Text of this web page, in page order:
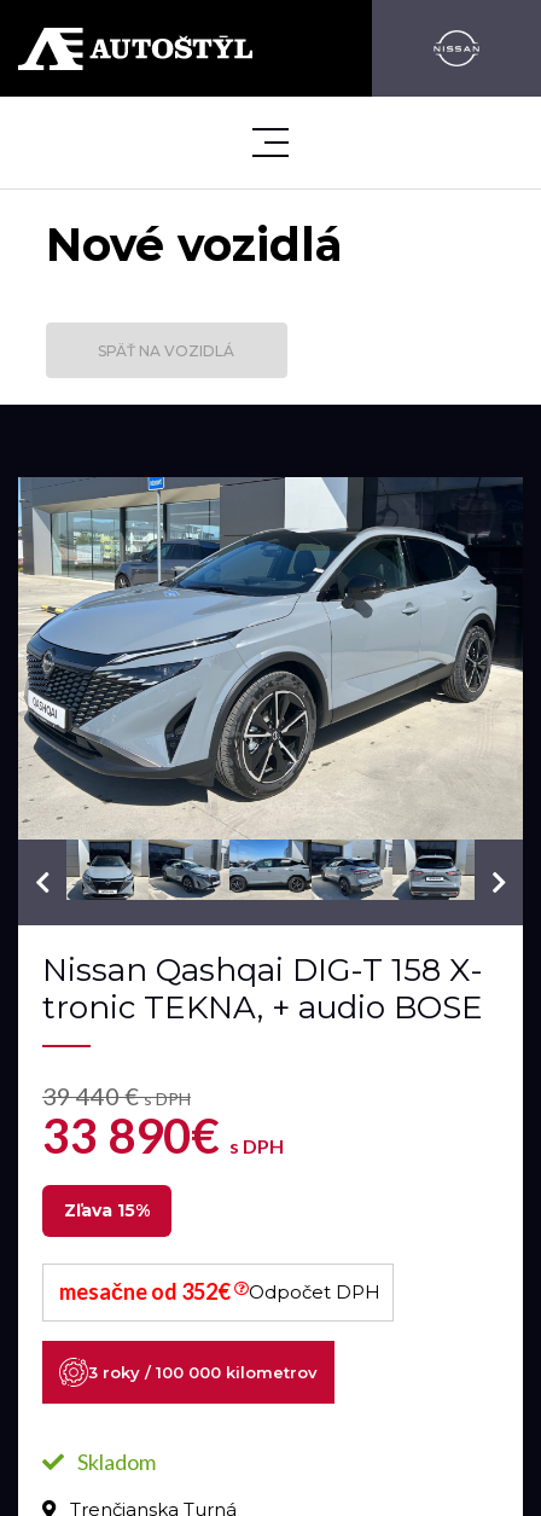
Nové vozidlá
SPÄŤ NA VOZIDLÁ
VIN: SJNJ12TA8U2304561
Nissan Qashqai DIG-T 158 X-
tronic TEKNA, + audio BOSE
39 440 €s DPH
33 890€ s DPH
Zľava 15%
mesačne od 352€ Odpočet DPH
3 roky / 100 000 kilometrov
Skladom
Trenčianska Turná